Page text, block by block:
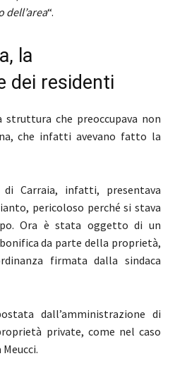
dell’area“.
la
dei residenti
struttura che preoccupava non
che infatti avevano fatto la
Carraia, infatti, presentava
pericoloso perché si stava
Ora è stata oggetto di un
da parte della proprietà,
firmata dalla sindaca
dall’amministrazione di
private, come nel caso